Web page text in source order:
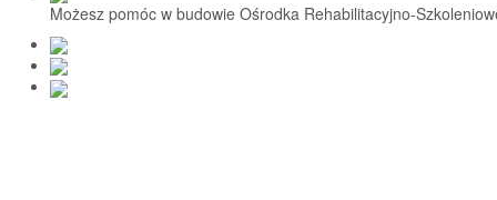
Nasi Beneficjenci
Ośrodek Reh-Szkol
Sprawozdania
Możesz pomóc w budowie Ośrodka Rehabilitacyjno-